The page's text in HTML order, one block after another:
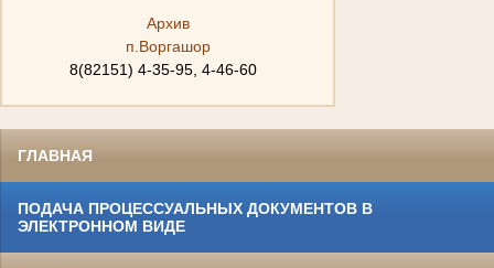
Архив
п.Воргашор
8(82151) 4-35-95, 4-46-60
ГЛАВНАЯ
ПОДАЧА ПРОЦЕССУАЛЬНЫХ ДОКУМЕНТОВ В
ЭЛЕКТРОННОМ ВИДЕ